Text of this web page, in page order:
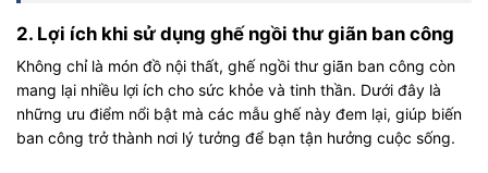
2. Lợi ích khi sử dụng ghế ngồi thư giãn ban công
Không chỉ là món đồ nội thất, ghế ngồi thư giãn ban công còn
mang lại nhiều lợi ích cho sức khỏe và tinh thần. Dưới đây là
những ưu điểm nổi bật mà các mẫu ghế này đem lại, giúp biến
ban công trở thành nơi lý tưởng để bạn tận hưởng cuộc sống.